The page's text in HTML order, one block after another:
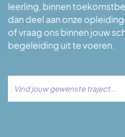
leerling, binnen
dan deel aan onze
of vraag ons binnen jouw
begeleiding uit te voeren.